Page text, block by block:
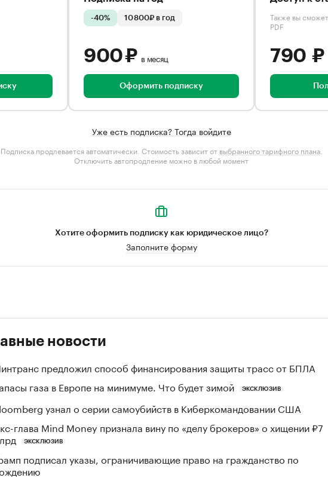
-40% 10 800₽ в год
900 ₽ в месяц
Оформить подписку
Также вы
PDF
790 ₽
Уже есть подписка? Тогда войдите
Подписка продлевается автоматически. Стоимость зависит от выбранного тарифного плана.
Отключить автопродление можно в любой момент
Хотите оформить подписку как юридическое лицо?
Заполните форму
новости
предложил способ финансирования защиты трасс от БПЛА
газа в Европе на минимуме. Что будет зимой
ЭКСКЛЮЗИВ
узнал о серии самоубийств в Киберкомандовании США
глава Mind Money признала вину по «делу брокеров» о хищении ₽7
ЭКСКЛЮЗИВ
подписал указы, ограничивающие право на гражданство по